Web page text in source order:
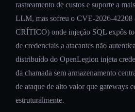
rastreamento de custos e suporte a
LLM, mas sofreu o CVE-2026-42208
CRÍTICO) onde injeção SQL expôs
de credenciais a atacantes não
distribuído do OpenLegion injeta
da chamada sem armazenamento
de ataque de alto valor que gateways
estruturalmente.